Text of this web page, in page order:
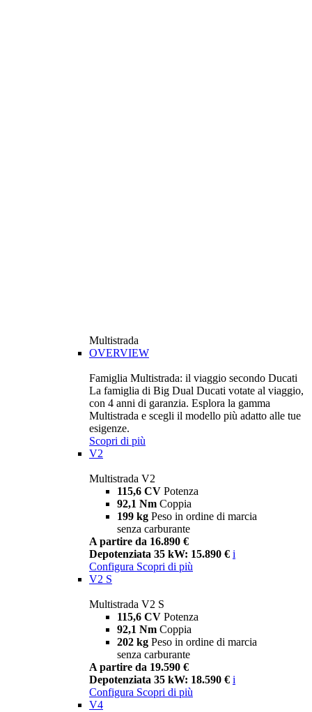
Multistrada
OVERVIEW
Famiglia Multistrada: il viaggio secondo Ducati
La famiglia di Big Dual Ducati votate al viaggio,
con 4 anni di garanzia. Esplora la gamma
Multistrada e scegli il modello più adatto alle tue
esigenze.
Scopri di più
V2
Multistrada V2
115,6 CV Potenza
92,1 Nm Coppia
199 kg Peso in ordine di marcia
senza carburante
A partire da 16.890 €
Depotenziata 35 kW: 15.890 € i
Configura Scopri di più
V2 S
Multistrada V2 S
115,6 CV Potenza
92,1 Nm Coppia
202 kg Peso in ordine di marcia
senza carburante
A partire da 19.590 €
Depotenziata 35 kW: 18.590 € i
Configura Scopri di più
V4